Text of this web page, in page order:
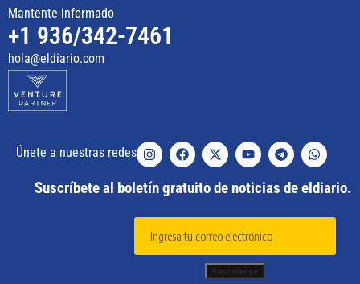
Mantente informado
+1 936/342-7461
hola@eldiario.com
Únete a nuestras redes
Suscríbete al boletín gratuito de noticias de eldiario.